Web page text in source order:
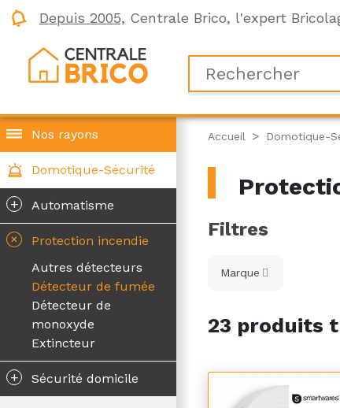
Depuis 2005, Centrale Brico, l'expert
Nos rayons
Domotique-Sécurité
+ Automatisme
+
Protection incendie
Autres détecteurs
Détecteur de fumée
Détecteur de
monoxyde
Extincteur
+ Sécurité domicile
Accueil Domotique-
Filtres
Marque
23 produits